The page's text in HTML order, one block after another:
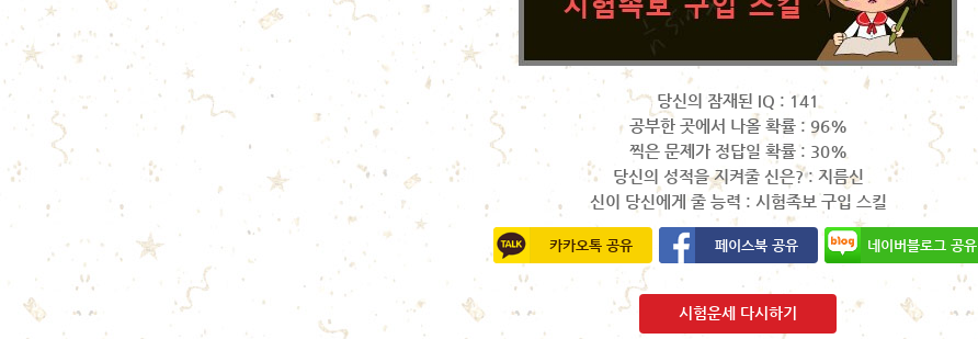
당신의 잠재된 IQ : 141
공부한 곳에서 나올 확률 : 96%
찍은 문제가 정답일 확률 : 30%
당신의 성적을 지켜줄 신은? : 지름신
신이 당신에게 줄 능력 : 시험족보 구입 스킬
카카오톡 공유 페이스북 공유 네이버블로그 공유
시험운세 다시하기